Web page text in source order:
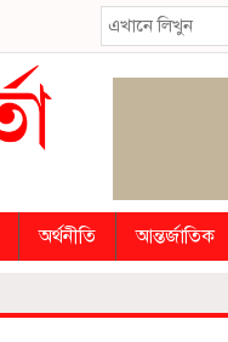
অর্থনীতি আন্তর্জাতিক